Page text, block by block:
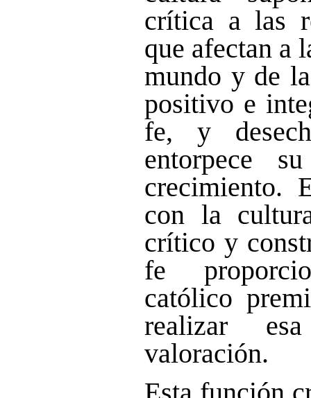
crítica a las
que afectan a
mundo y de
positivo e
fe, y
entorpece
crecimiento.
con la
crítico y
fe
católico
realizar
valoración.